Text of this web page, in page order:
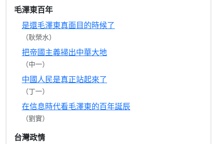
毛澤東百年
是還毛澤東真面目的時候了
（耿榮水）
把帝國主義掃出中華大地
（中一）
中國人民是真正站起來了
（丁一）
在信息時代看毛澤東的百年誕辰
（劉實）
台灣政情